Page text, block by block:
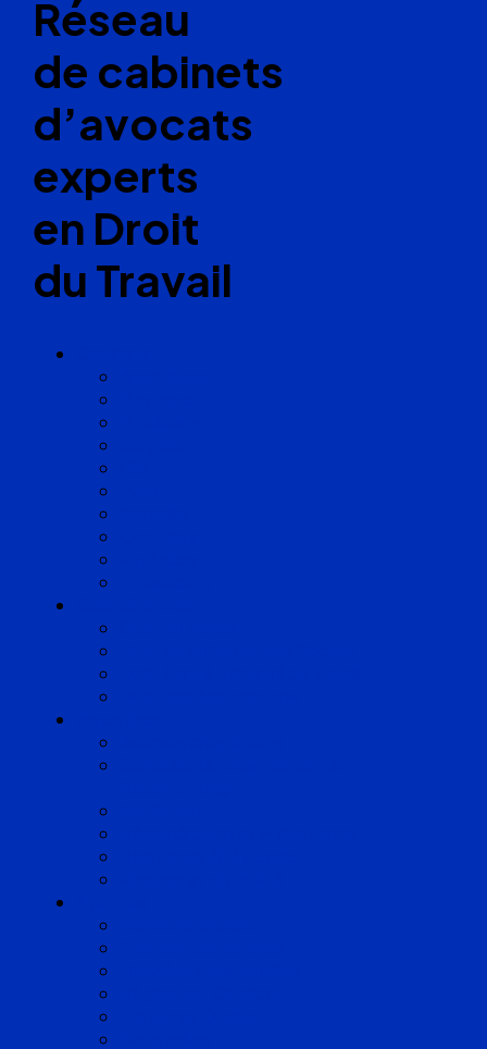
Réseau
de cabinets
d’avocats
experts
en Droit
du Travail